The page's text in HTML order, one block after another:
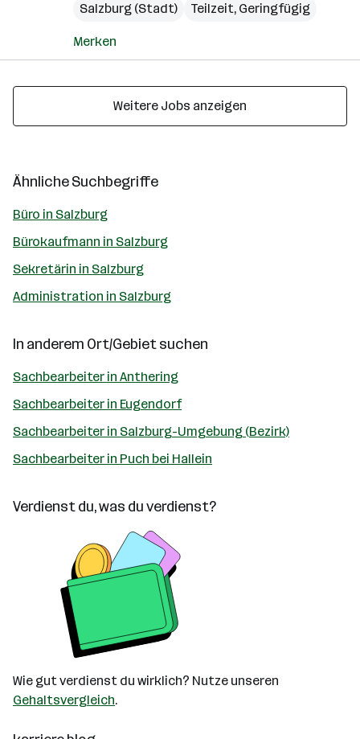
Salzburg (Stadt)
Teilzeit, Geringfügig
Merken
Weitere Jobs anzeigen
Ähnliche Suchbegriffe
Büro in Salzburg
Bürokaufmann in Salzburg
Sekretärin in Salzburg
Administration in Salzburg
In anderem Ort/Gebiet suchen
Sachbearbeiter in Anthering
Sachbearbeiter in Eugendorf
Sachbearbeiter in Salzburg-Umgebung (Bezirk)
Sachbearbeiter in Puch bei Hallein
Verdienst du, was du verdienst?
Wie gut verdienst du wirklich? Nutze unseren
Gehaltsvergleich.